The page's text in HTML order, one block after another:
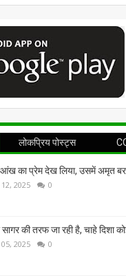
लोकप्रिय पोस्ट्स
आंख का प्रेम देख लिया, उसमें अमृत
12, 2025 0
सागर की तरफ जा रही है, चाहे दिशा
05, 2025 0